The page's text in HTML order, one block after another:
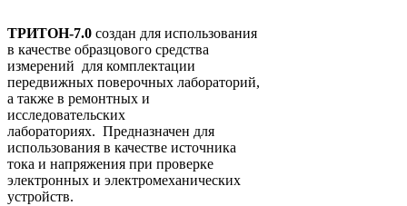
ТРИТОН-7.0 создан для использования
в качестве образцового средства
измерений для комплектации
передвижных поверочных лабораторий,
а также в ремонтных и
исследовательских
лабораториях. Предназначен для
использования в качестве источника
тока и напряжения при проверке
электронных и электромеханических
устройств.